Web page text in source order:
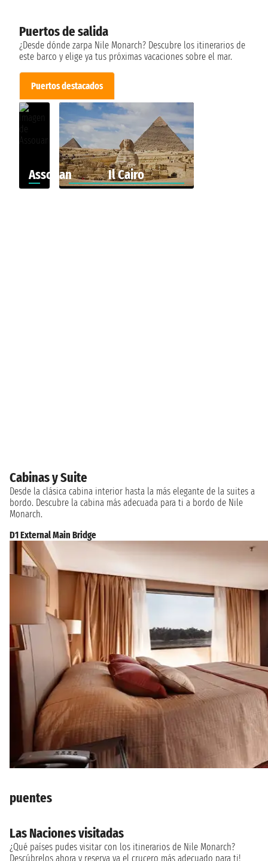
Puertos de salida
¿Desde dónde zarpa Nile Monarch? Descubre los itinerarios de
este barco y elige ya tus próximas vacaciones sobre el mar.
Puertos destacados
Assouan Il Cairo
Cabinas y Suite
Desde la clásica cabina interior hasta la más elegante de la suites a
bordo. Descubre la cabina más adecuada para ti a bordo de Nile
Monarch.
D1 External Main Bridge
puentes
Las Naciones visitadas
¿Qué países pudes visitar con los itinerarios de Nile Monarch?
Descúbrelos ahora y reserva ya el crucero más adecuado para ti!